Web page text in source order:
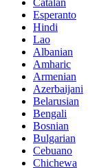
Catalan
Esperanto
Hindi
Lao
Albanian
Amharic
Armenian
Azerbaijani
Belarusian
Bengali
Bosnian
Bulgarian
Cebuano
Chichewa